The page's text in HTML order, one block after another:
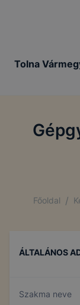
Tolna
Főoldal /
ÁLTALÁNOS
Szakma neve